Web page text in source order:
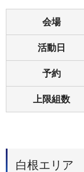
会場
活動日
予約
上限組数
白根エリア